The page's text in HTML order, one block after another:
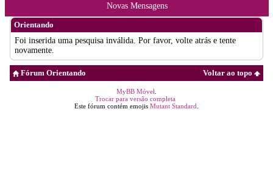
Novas Mensagens
Orientando
Foi inserida uma pesquisa inválida. Por favor, volte atrás e tente
novamente.
Voltar ao topo
Fórum Orientando
MyBB Móvel
Trocar para versão completa
Este fórum contém emojis Mutant Standard